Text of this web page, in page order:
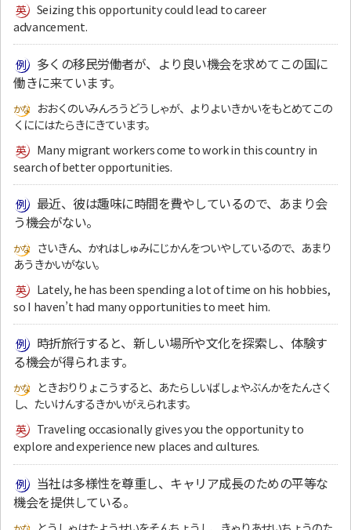
Seizing this opportunity could lead to career
advancement.
多くの移民労働者が、より良い機会を求めてこの国に
働きに来ています。
おおくのいみんろうどうしゃが、よりよいきかいをもとめてこの
くににはたらきにきています。
Many migrant workers come to work in this country in
search of better opportunities.
最近、彼は趣味に時間を費やしているので、あまり会
う機会がない。
さいきん、かれはしゅみにじかんをついやしているので、あまり
あうきかいがない。
Lately, he has been spending a lot of time on his hobbies,
so I haven’t had many opportunities to meet him.
時折旅行すると、新しい場所や文化を探索し、体験す
る機会が得られます。
ときおりりょこうすると、あたらしいばしょやぶんかをたんさく
し、たいけんするきかいがえられます。
Traveling occasionally gives you the opportunity to
explore and experience new places and cultures.
当社は多様性を尊重し、キャリア成長のための平等な
機会を提供している。